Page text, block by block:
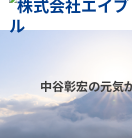
中谷彰宏の元気